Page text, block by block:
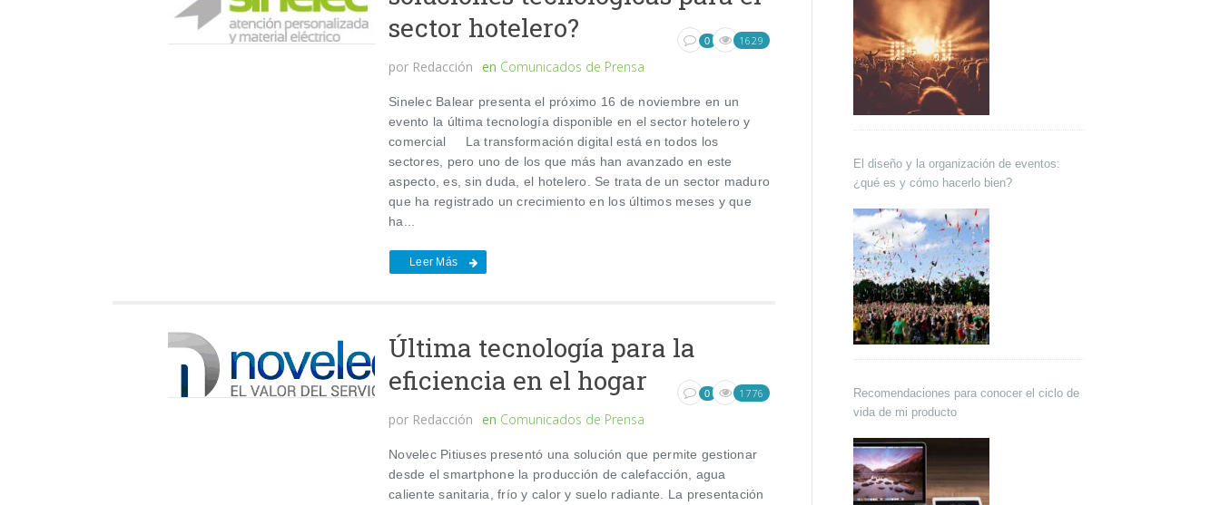
sector hotelero?
por Redacción en Comunicados de Prensa
0 1629
Sinelec Balear presenta el próximo 16 de noviembre en un
evento la última tecnología disponible en el sector hotelero y
comercial La transformación digital está en todos los
sectores, pero uno de los que más han avanzado en este
aspecto, es, sin duda, el hotelero. Se trata de un sector maduro
que ha registrado un crecimiento en los últimos meses y que
ha...
Leer Más
Última tecnología para la
eficiencia en el hogar
por Redacción en Comunicados de Prensa
0 1776
Novelec Pitiuses presentó una solución que permite gestionar
desde el smartphone la producción de calefacción, agua
caliente sanitaria, frío y calor y suelo radiante. La presentación
El diseño y la organización de eventos:
¿qué es y cómo hacerlo bien?
Recomendaciones para conocer el ciclo de
vida de mi producto